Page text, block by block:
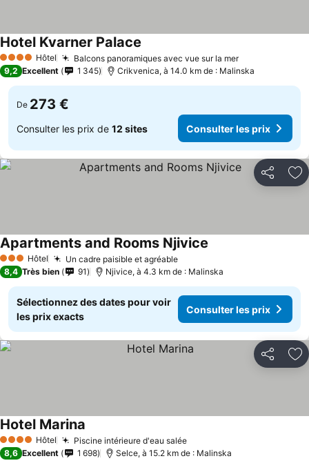
4 Étoiles Hôtel Balcons panoramiques avec vue sur la mer
Hotel Kvarner Palace
9,2 Excellent 1 345 Crikvenica, à 14.0 km de : Malinska
De 273 €
Consulter les prix de 12 sites Consulter les prix
Partager
3 ÉtoilesHôtel Un cadre paisible et agréable
Apartments and Rooms Njivice
8,4 Très bien 91 Njivice, à 4.3 km de : Malinska
Sélectionnez des dates pour voir
les prix exacts
Consulter les prix
Partager
4 Étoiles Hôtel Piscine intérieure d'eau salée
Hotel Marina
8,6 Excellent 1 698 Selce, à 15.2 km de : Malinska